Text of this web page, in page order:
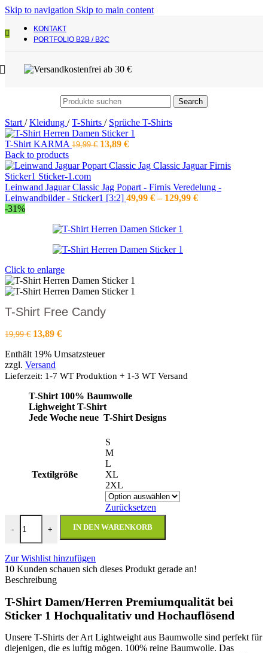
Skip to navigation Skip to main content
KONTAKT
PORTFOLIO B2B / B2C
Search
Start / Kleidung / T-Shirts / Sprüche T-Shirts
T-Shirt KARMA 19,99€ Ursprünglicher
war:
13,89 €Aktueller
ist:
Back to products
Leinwand Jaguar Classic Jag Popart - Firnis Veredelung -
Leinwandbilder - Sticker1 [3:2] 49,99 € – 129,99 €Preisspanne:
-31%
Click to enlarge
T-Shirt Free Candy
19,99€ Ursprünglicher
war:
19,99 €
13,89 €Aktueller
ist:
Enthält 19% Umsatzsteuer
zzgl. Versand
Lieferzeit: 1-7 WT Produktion + 1-3 WT Versand
T-Shirt 100% Baumwolle
Lighweight T-Shirt
Jede Woche neue T-Shirt Designs
Textilgröße
S
M
L
XL
2XL
Zurücksetzen
-
T-Shirt Free Candy Menge
+ IN DEN WARENKORB
Zur Wishlist hinzufügen
10 Kunden schauen sich dieses Produkt gerade an!
Beschreibung
T-Shirt Damen/Herren Premiumqualität bei
Sticker 1 Hochqualitativ und Hochauflösend
Unsere T-Shirts der Art Lightweight aus Baumwolle sind perfekt für
diejenigen, die es luftig mögen. 100% reine Baumwolle. Das